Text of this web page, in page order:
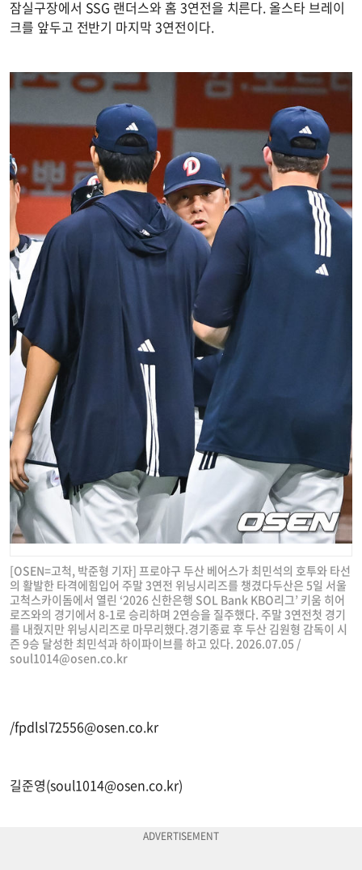
잠실구장에서 SSG 랜더스와 홈 3연전을 치른다. 올스타 브레이
크를 앞두고 전반기 마지막 3연전이다.
[OSEN=고척, 박준형 기자] 프로야구 두산 베어스가 최민석의 호투와 타선
의 활발한 타격에힘입어 주말 3연전 위닝시리즈를 챙겼다두산은 5일 서울
고척스카이돔에서 열린 ‘2026 신한은행 SOL Bank KBO리그’ 키움 히어
로즈와의 경기에서 8-1로 승리하며 2연승을 질주했다. 주말 3연전첫 경기
를 내줬지만 위닝시리즈로 마무리했다.경기종료 후 두산 김원형 감독이 시
즌 9승 달성한 최민석과 하이파이브를 하고 있다. 2026.07.05 /
soul1014@osen.co.kr
/fpdlsl72556@osen.co.kr
길준영(soul1014@osen.co.kr)